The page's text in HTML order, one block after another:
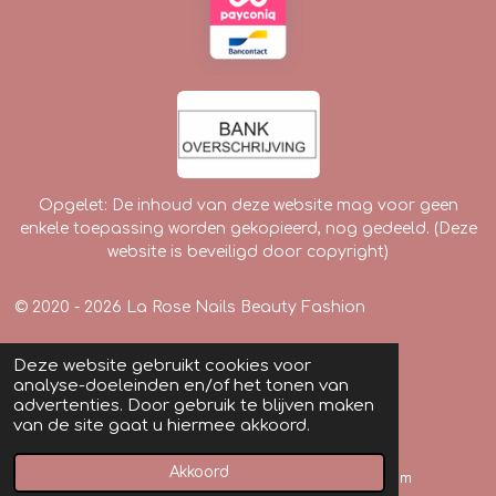
Deze website gebruikt cookies voor
analyse-doeleinden en/of het tonen van
advertenties. Door gebruik te blijven maken
van de site gaat u hiermee akkoord.
Akkoord
Opgelet: De inhoud van deze website mag voor geen
enkele toepassing worden gekopieerd, nog gedeeld. (Deze
website is beveiligd door copyright)
© 2020 - 2026 La Rose Nails Beauty Fashion
E-mailadres Instagram